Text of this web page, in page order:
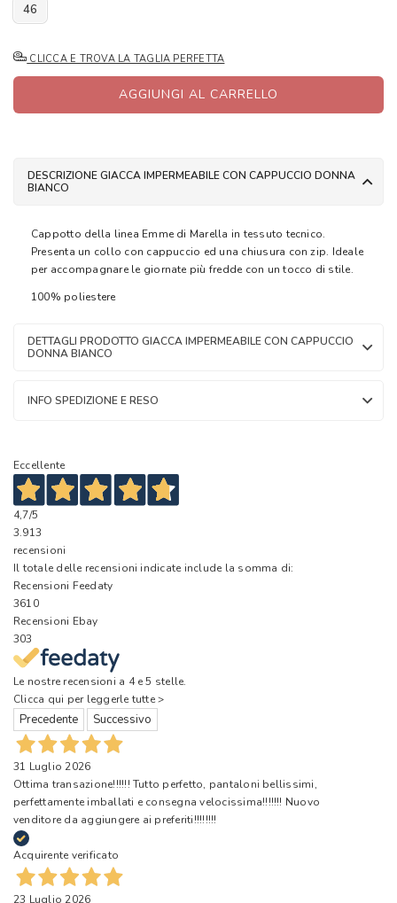
46
CLICCA E TROVA LA TAGLIA PERFETTA
AGGIUNGI AL CARRELLO
DESCRIZIONE GIACCA IMPERMEABILE CON CAPPUCCIO DONNA
BIANCO
Cappotto della linea Emme di Marella in tessuto tecnico.
Presenta un collo con cappuccio ed una chiusura con zip. Ideale
per accompagnare le giornate più fredde con un tocco di stile.
100% poliestere
DETTAGLI PRODOTTO GIACCA IMPERMEABILE CON CAPPUCCIO
DONNA BIANCO
INFO SPEDIZIONE E RESO
Eccellente
4,7/5
3.913
recensioni
Il totale delle recensioni indicate include la somma di:
Recensioni Feedaty
3610
Recensioni Ebay
303
Le nostre recensioni a 4 e 5 stelle.
Clicca qui per leggerle tutte >
Precedente Successivo
31 Luglio 2026
Ottima transazione!!!!!! Tutto perfetto, pantaloni bellissimi,
perfettamente imballati e consegna velocissima!!!!!!! Nuovo
venditore da aggiungere ai preferiti!!!!!!!!
Acquirente verificato
23 Luglio 2026